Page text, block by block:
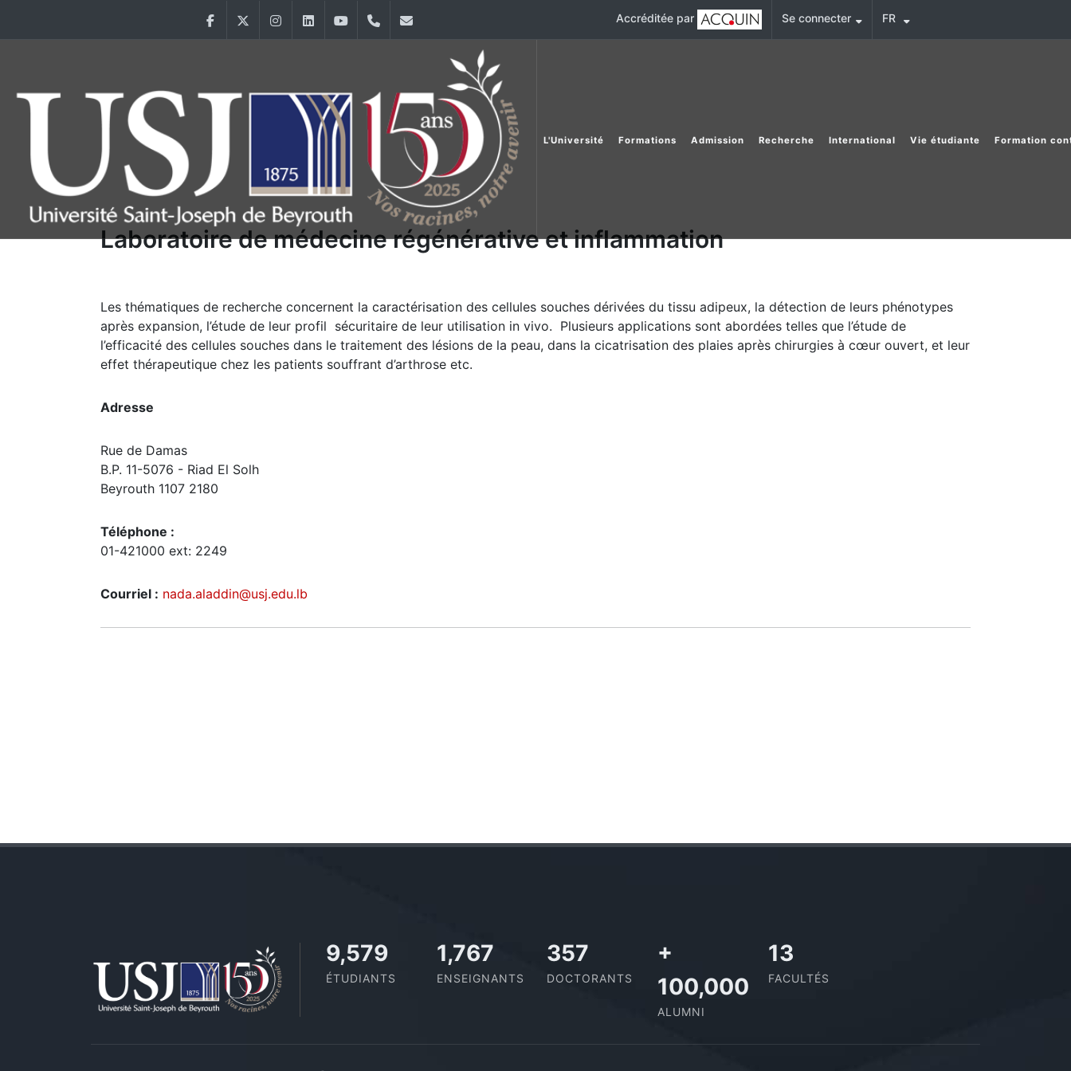
FacebookTwitter InstagramLinkedInYouTube01-421000 Accréditée par Se connecter FR
L'Université Formations Admission Recherche International Vie étudiante Formation
Laboratoire de médecine régénérative et inflammation
Les thématiques de recherche concernent la caractérisation des cellules souches dérivées du tissu adipeux, la détection de leurs phénotypes
après expansion, l’étude de leur profil sécuritaire de leur utilisation in vivo. Plusieurs applications sont abordées telles que l’étude de
l’efficacité des cellules souches dans le traitement des lésions de la peau, dans la cicatrisation des plaies après chirurgies à cœur ouvert, et leur
effet thérapeutique chez les patients souffrant d’arthrose etc.
Adresse
Rue de Damas
B.P. 11-5076 - Riad El Solh
Beyrouth 1107 2180
Téléphone :
01-421000 ext: 2249
Courriel : nada.aladdin@usj.edu.lb
10,506
ÉTUDIANTS
1,938
ENSEIGNANTS
391
DOCTORANTS
+
100,000
ALUMNI
13
FACULTÉS